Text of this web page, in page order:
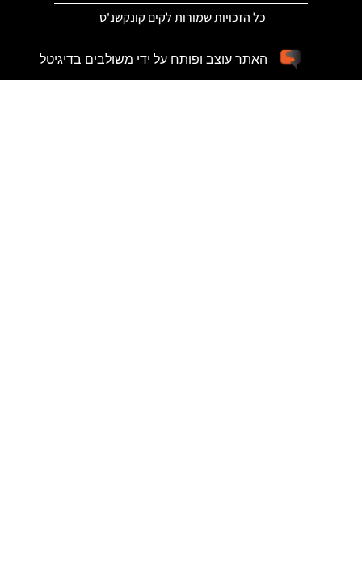
כל הזכויות שמורות לקים קונקשנ'ס
האתר עוצב ופותח על ידי משולבים בדיגיטל